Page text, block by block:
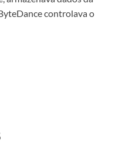
controlava o